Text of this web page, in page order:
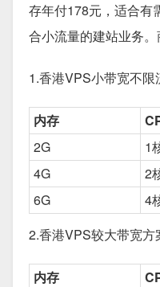
存年付178元，适合有
合小流量的建站业务
1.香港VPS小带宽不限
内存
2G
1
4G
2
6G
4
2.香港VPS较大带宽
内存